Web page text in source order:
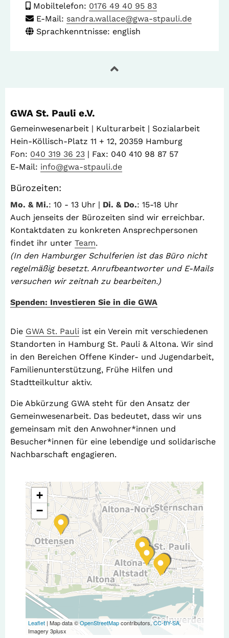
Mobiltelefon: 0176 49 40 95 83
E-Mail: sandra.wallace@gwa-stpauli.de
Sprachkenntnisse: english
GWA St. Pauli e.V.
Gemeinwesenarbeit | Kulturarbeit | Sozialarbeit
Hein-Köllisch-Platz 11 + 12, 20359 Hamburg
Fon: 040 319 36 23 | Fax: 040 410 98 87 57
E-Mail: info@gwa-stpauli.de
Bürozeiten:
Mo. & Mi.: 10 - 13 Uhr | Di. & Do.: 15-18 Uhr
Auch jenseits der Bürozeiten sind wir erreichbar.
Kontaktdaten zu konkreten Ansprechpersonen
findet ihr unter Team.
(In den Hamburger Schulferien ist das Büro nicht
regelmäßig besetzt. Anrufbeantworter und E-Mails
versuchen wir zeitnah zu bearbeiten.)
Spenden: Investieren Sie in die GWA
Die GWA St. Pauli ist ein Verein mit verschiedenen
Standorten in Hamburg St. Pauli & Altona. Wir sind
in den Bereichen Offene Kinder- und Jugendarbeit,
Familienunterstützung, Frühe Hilfen und
Stadtteilkultur aktiv.
Die Abkürzung GWA steht für den Ansatz der
Gemeinwesenarbeit. Das bedeutet, dass wir uns
gemeinsam mit den Anwohner*innen und
Besucher*innen für eine lebendige und solidarische
Nachbarschaft engagieren.
+
−
Leaflet | Map data ©OpenStreetMapcontributors, CC-BY-SA,
Imagery 3plusx